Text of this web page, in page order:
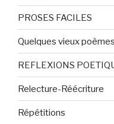
PROSES FACILES
Quelques vieux poèmes
REFLEXIONS
Relecture-Réécriture
Répétitions